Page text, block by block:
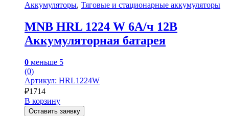
Аккумуляторы, Тяговые и стационарные аккумуляторы
MNB HRL 1224 W 6А/ч 12В
Аккумуляторная батарея
0 меньше 5
(0)
Артикул: HRL1224W
₽1714
В корзину
Оставить заявку